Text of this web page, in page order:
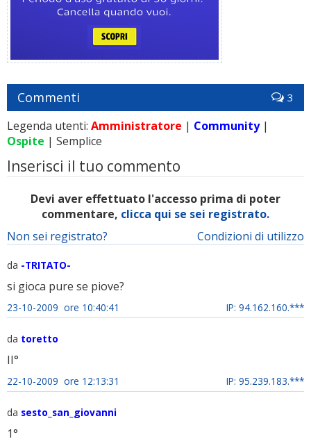
Commenti 3
Legenda utenti: Amministratore | Community|
Ospite | Semplice
Inserisci il tuo commento
Devi aver effettuato l'accesso prima di poter
commentare, clicca qui se sei registrato.
Condizioni di utilizzo
Non sei registrato?
da -TRITATO-
si gioca pure se piove?
23-10-2009 ore 10:40:41 IP: 94.162.160.***
da toretto
II°
22-10-2009 ore 12:13:31 IP: 95.239.183.***
da sesto_san_giovanni
1°